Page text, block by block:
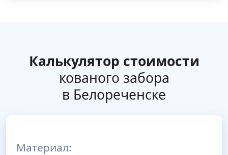
Калькулятор стоимости
кованого забора
в Белореченске
Материал: